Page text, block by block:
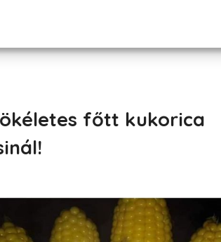
főtt kukorica